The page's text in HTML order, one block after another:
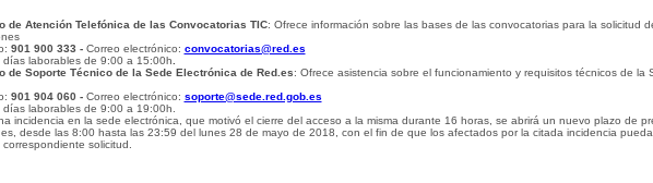
de Atención Telefónica de las Convocatorias TIC: Ofrece información sobre las bases de las convocatorias para la solicitud
901 900 333 - Correo electrónico: convocatorias@red.es
días laborables de 9:00 a 15:00h
de Soporte Técnico de la Sede Electrónica de Red.es: Ofrece asistencia sobre el funcionamiento y requisitos técnicos de la
901 904 060 - Correo electrónico: soporte@sede.red.gob.es
días laborables de 9:00 a 19:00h.
incidencia en la sede electrónica, que motivó el cierre del acceso a la misma durante 16 horas, se abrirá un nuevo plazo de
desde las 8:00 hasta las 23:59 del lunes 28 de mayo de 2018, con el fin de que los afectados por la citada incidencia
solicitud.